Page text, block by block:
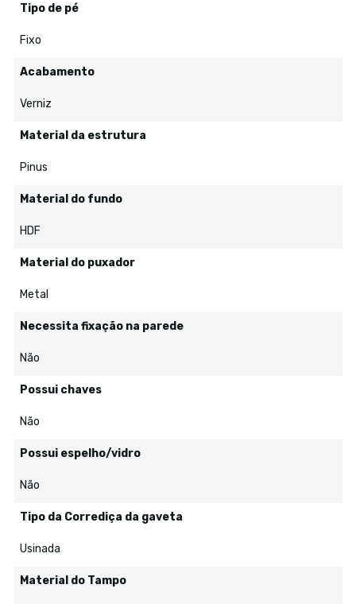
Tipo de pé
Fixo
Acabamento
Verniz
Material da estrutura
Pinus
Material do fundo
HDF
Material do puxador
Metal
Necessita fixação na parede
Não
Possui chaves
Não
Possui espelho/vidro
Não
Tipo da Corrediça da gaveta
Usinada
Material do Tampo